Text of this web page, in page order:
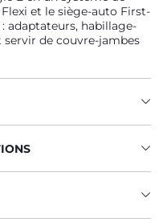
et le siège-auto First-
adaptateurs, habillage-
servir de couvre-jambes